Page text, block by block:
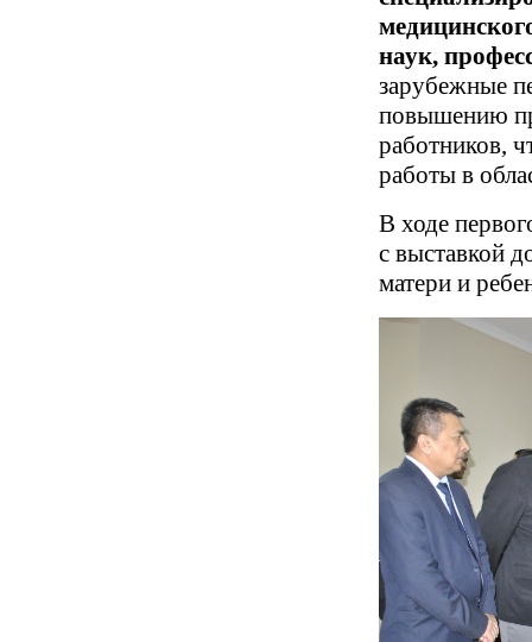
наук,
зарубежные
повышению
работников,
работы в
В ходе
с выставкой
матери и